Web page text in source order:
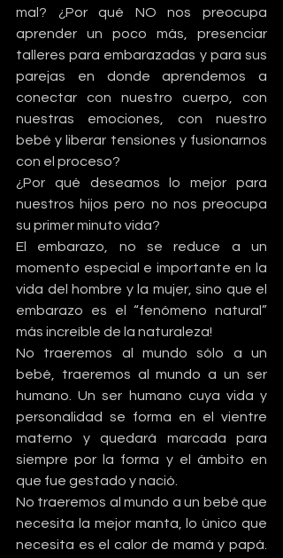
mal? ¿Por qué NO nos preocupa
aprender un poco más, presenciar
talleres para embarazadas y para sus
parejas en donde aprendemos a
conectar con nuestro cuerpo, con
nuestras emociones, con nuestro
bebé y liberar tensiones y fusionarnos
con el proceso?
¿Por qué deseamos lo mejor para
nuestros hijos pero no nos preocupa
su primer minuto vida?
El embarazo, no se reduce a un
momento especial e importante en la
vida del hombre y la mujer, sino que el
embarazo es el “fenómeno natural”
más increíble de la naturaleza!
No traeremos al mundo sólo a un
bebé, traeremos al mundo a un ser
humano. Un ser humano cuya vida y
personalidad se forma en el vientre
materno y quedará marcada para
siempre por la forma y el ámbito en
que fue gestado y nació.
No traeremos al mundo a un bebé que
necesita la mejor manta, lo único que
necesita es el calor de mamá y papá.